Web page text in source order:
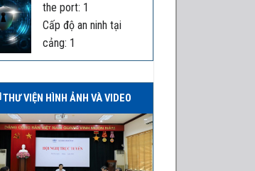
the port: 1
Cấp độ an ninh tại
cảng: 1
THƯ VIỆN HÌNH ẢNH VÀ VIDEO